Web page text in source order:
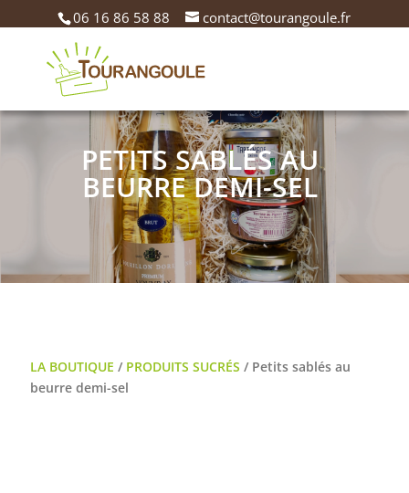
06 16 86 58 88 contact@tourangoule.fr
PETITS SABLÉS AU
BEURRE DEMI-SEL
LA BOUTIQUE / PRODUITS SUCRÉS / Petits sablés au
beurre demi-sel